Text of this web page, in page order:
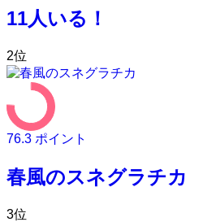
11人いる！
2位
76.3 ポイント
春風のスネグラチカ
3位